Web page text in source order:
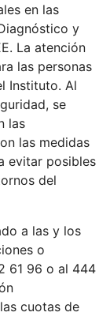
en las
y
La atención
las personas
Instituto. Al
se
las
las medidas
evitar posibles
del
a las y los
o
61 96 o al 444
cuotas de